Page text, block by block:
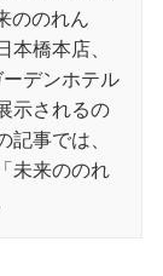
ののれん
本橋本店、
デンホテル
示されるの
事では、
未来ののれ